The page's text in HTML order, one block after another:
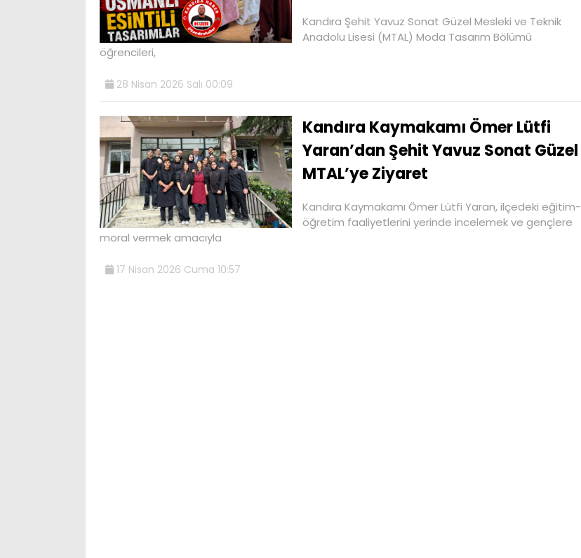
Kandıra Şehit Yavuz Sonat Güzel Mesleki ve Teknik
Anadolu Lisesi (MTAL) Moda Tasarım Bölümü
öğrencileri,
28 Nisan 2026 Salı 00:09
Kandıra Kaymakamı Ömer Lütfi
Yaran’dan Şehit Yavuz Sonat Güzel
MTAL’ye Ziyaret
Kandıra Kaymakamı Ömer Lütfi Yaran, ilçedeki eğitim-
öğretim faaliyetlerini yerinde incelemek ve gençlere
moral vermek amacıyla
17 Nisan 2026 Cuma 10:57